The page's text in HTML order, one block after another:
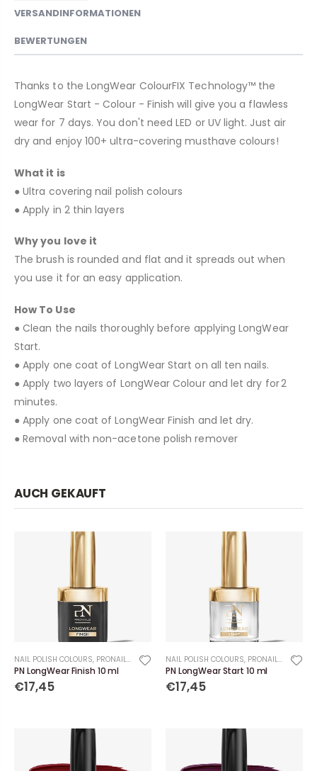
VERSANDINFORMATIONEN
BEWERTUNGEN
Thanks to the LongWear ColourFIX Technology™ the
LongWear Start - Colour - Finish will give you a flawless
wear for 7 days. You don't need LED or UV light. Just air
dry and enjoy 100+ ultra-covering musthave colours!
What it is
● Ultra covering nail polish colours
● Apply in 2 thin layers
Why you love it
The brush is rounded and flat and it spreads out when
you use it for an easy application.
How To Use
● Clean the nails thoroughly before applying LongWear
Start.
● Apply one coat of LongWear Start on all ten nails.
● Apply two layers of LongWear Colour and let dry for 2
minutes.
● Apply one coat of LongWear Finish and let dry.
● Removal with non-acetone polish remover
AUCH GEKAUFT
NAIL POLISH COLOURS, PRONAILS
PN LongWear Finish 10 ml
€17,45
NAIL POLISH COLOURS, PRONAILS
PN LongWear Start 10 ml
€17,45